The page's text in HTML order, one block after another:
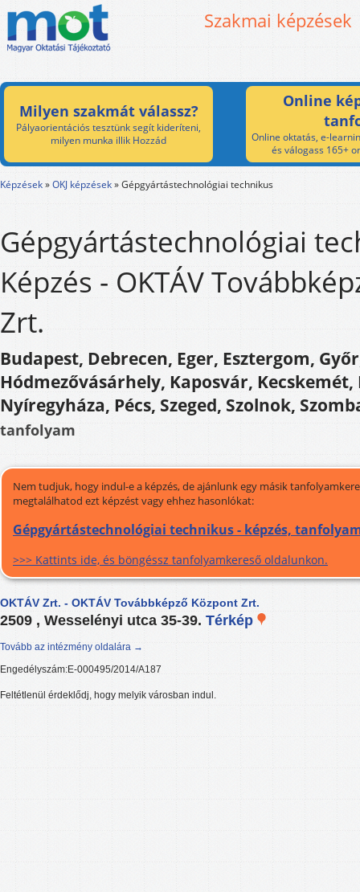
Szakmai képzések
Milyen szakmát válassz?
Pályaorientációs tesztünk segít kideríteni,
milyen munka illik Hozzád
Online
Online oktatás, e-
és válogass 165+
Képzések»OKJ képzések»Gépgyártástechnológiai technikus
Gépgyártástechnológiai
Képzés - OKTÁV
Zrt.
Budapest, Debrecen, Eger, Esztergom,
Hódmezővásárhely, Kaposvár, Kecskemét,
Nyíregyháza, Pécs, Szeged, Szolnok,
tanfolyam
Nem tudjuk, hogy indul-e a képzés, de ajánlunk egy másik
megtalálhatod ezt képzést vagy ehhez hasonlókat:
Gépgyártástechnológiai technikus - képzés,
>>> Kattints ide, és böngéssz tanfolyamkereső oldalunkon.
OKTÁV Zrt. - OKTÁV Továbbképző Központ Zrt.
2509 , Wesselényi utca 35-39. Térkép
Tovább az intézmény oldalára →
Engedélyszám:E-000495/2014/A187
Feltétlenül érdeklődj, hogy melyik városban indul.